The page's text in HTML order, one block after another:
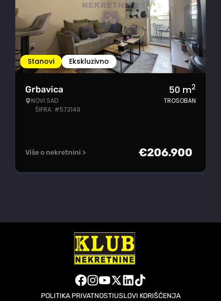
Stanovi Ekskluzivno
Grbavica
NOVI SAD
ŠIFRA: #573149
50 m2
TROSOBAN
Više o nekretnini > €206.900
POLITIKA PRIVATNOSTIUSLOVI KORIŠĆENJA